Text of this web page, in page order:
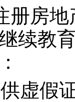
册房地
续教
供虚假